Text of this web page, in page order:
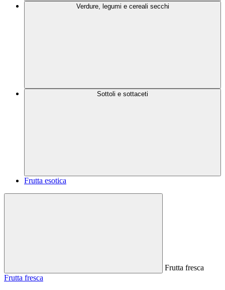
Verdure, legumi e cereali secchi
Sottoli e sottaceti
Frutta esotica
Frutta fresca
Frutta fresca